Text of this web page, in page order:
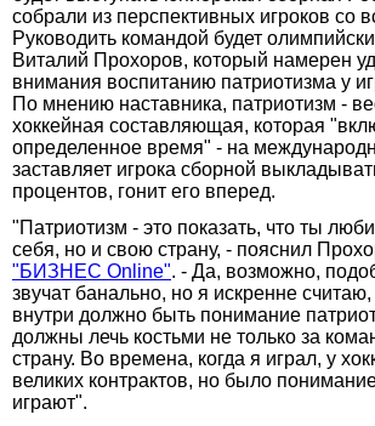
собрали из перспективных игроков со
Руководить командой будет
Виталий Прохоров, который намерен
внимания воспитанию патриотизма у
По мнению наставника, патриотизм -
хоккейная составляющая, которая
определенное время" - на
заставляет игрока сборной
процентов, гонит его вперед.
"Патриотизм - это показать, что ты
себя, но и свою страну, - пояснил
"БИЗНЕС Online". - Да, возможно,
звучат банально, но я искренне считаю,
внутри должно быть понимание
должны лечь костьми не только за
страну. Во времена, когда я играл, у
великих контрактов, но было
играют".